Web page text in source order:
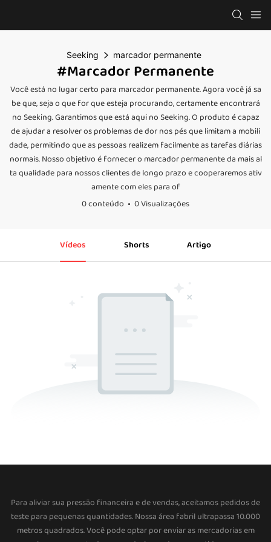
Seeking marcador permanente
#marcador Permanente
Você está no lugar certo para marcador permanente. Agora você já sa
be que, seja o que for que esteja procurando, certamente encontrará
no Seeking. Garantimos que está aqui no Seeking. O produto é capaz
de ajudar a resolver os problemas de dor nos pés que limitam a mobili
dade, permitindo que as pessoas realizem facilmente as tarefas diárias
normais. Nosso objetivo é fornecer o marcador permanente da mais al
ta qualidade para nossos clientes de longo prazo e cooperaremos ativ
amente com eles para of
0 conteúdo
0 Visualizações
Vídeos Shorts Artigo
Para aliviar sua pressão financeira e de vendas, aceitamos pedidos de
teste para pequenas quantidades. Nossa área fabril ultrapassa 10.000
metros quadrados. Você pode optar por enviar as mercadorias em